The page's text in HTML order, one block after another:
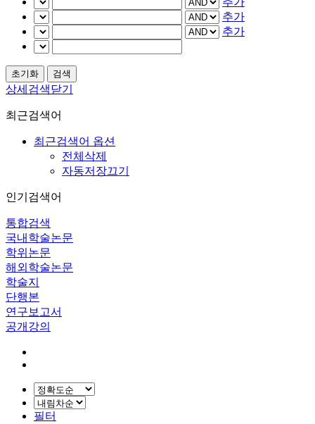
추가
추가
상세검색닫기
최근검색어
최근검색어 옵션
전체삭제
자동저장끄기
인기검색어
통합검색
국내학술논문
학위논문
해외학술논문
학술지
단행본
연구보고서
공개강의
필터